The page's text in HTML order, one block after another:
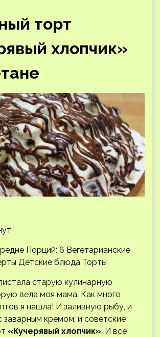
торт
хлопчик»
Порций: 6 Вегетарианские
Детские блюда Торты
старую кулинарную
вела моя мама. Как много
я нашла! И заливную рыбу, и
заварным кремом, и советские
«Кучерявый хлопчик». И все